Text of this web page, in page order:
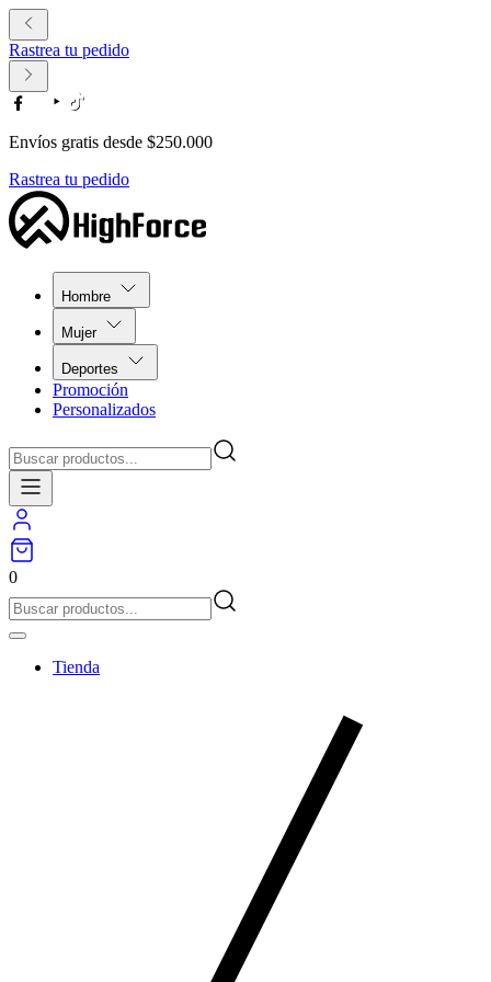
Rastrea tu pedido
Envíos gratis desde $250.000
Rastrea tu pedido
Hombre
Mujer
Deportes
Promoción
Personalizados
0
Tienda